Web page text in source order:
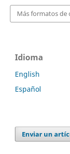
Más formatos de
Idioma
English
Español
Enviar un